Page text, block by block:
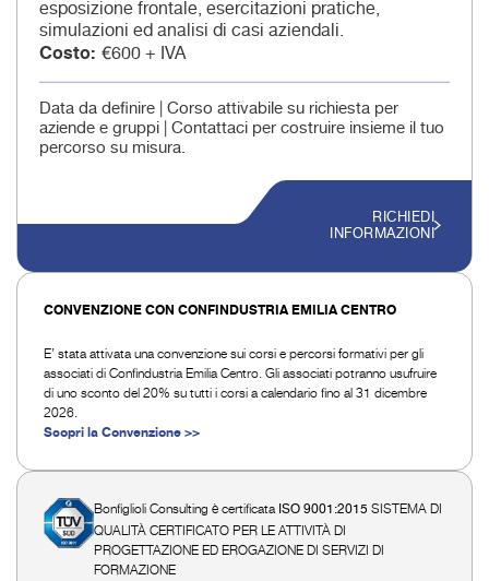
esposizione frontale, esercitazioni pratiche,
simulazioni ed analisi di casi aziendali.
Costo €600 + IVA
Data da definire | Corso attivabile su richiesta per
aziende e gruppi | Contattaci per costruire insieme il tuo
percorso su misura.
RICHIEDI
INFORMAZIONI
CONVENZIONE CON CONFINDUSTRIA EMILIA CENTRO
E’ stata attivata una convenzione sui corsi e percorsi formativi per gli
associati di Confindustria Emilia Centro. Gli associati potranno usufruire
di uno sconto del 20% su tutti i corsi a calendario fino al 31 dicembre
2026.
Scopri la Convenzione >>
Bonfiglioli Consulting è certificataISO 9001:2015 SISTEMA DI
QUALITÀ CERTIFICATO PER LE ATTIVITÀ DI
PROGETTAZIONE ED EROGAZIONE DI SERVIZI DI
FORMAZIONE